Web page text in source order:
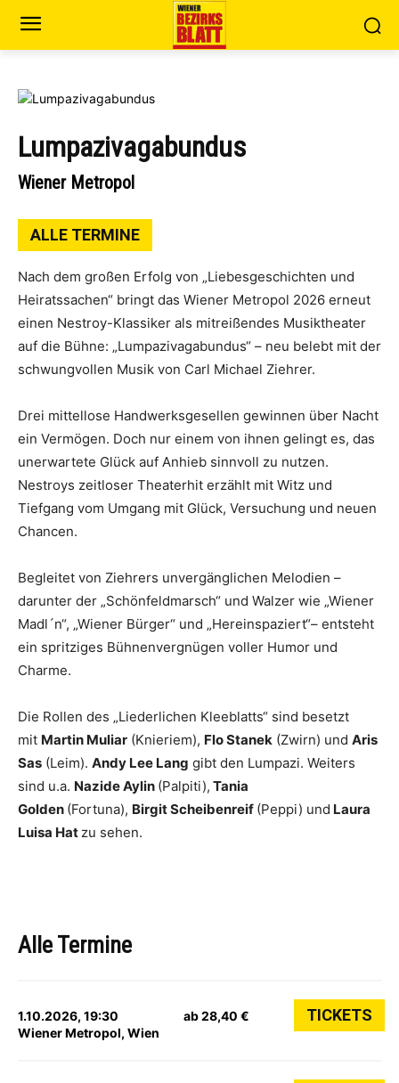
Lumpazivagabundus
Wiener Metropol
ALLE TERMINE
Nach dem großen Erfolg von „Liebesgeschichten und
Heiratssachen“ bringt das Wiener Metropol 2026 erneut
einen Nestroy-Klassiker als mitreißendes Musiktheater
auf die Bühne: „Lumpazivagabundus“ – neu belebt mit der
schwungvollen Musik von Carl Michael Ziehrer.
Drei mittellose Handwerksgesellen gewinnen über Nacht
ein Vermögen. Doch nur einem von ihnen gelingt es, das
unerwartete Glück auf Anhieb sinnvoll zu nutzen.
Nestroys zeitloser Theaterhit erzählt mit Witz und
Tiefgang vom Umgang mit Glück, Versuchung und neuen
Chancen.
Begleitet von Ziehrers unvergänglichen Melodien –
darunter der „Schönfeldmarsch“ und Walzer wie „Wiener
Madl´n“, „Wiener Bürger“ und „Hereinspaziert“– entsteht
ein spritziges Bühnenvergnügen voller Humor und
Charme.
Die Rollen des „Liederlichen Kleeblatts“ sind besetzt
mit Martin Muliar (Knieriem), Flo Stanek (Zwirn) und Aris
Sas (Leim). Andy Lee Lang gibt den Lumpazi. Weiters
sind u.a. Nazide Aylin (Palpiti), Tania
Golden (Fortuna), Birgit Scheibenreif (Peppi) und Laura
Luisa Hat zu sehen.
Alle Termine
1.10.2026, 19:30
Wiener Metropol, Wien
ab 28,40 € TICKETS